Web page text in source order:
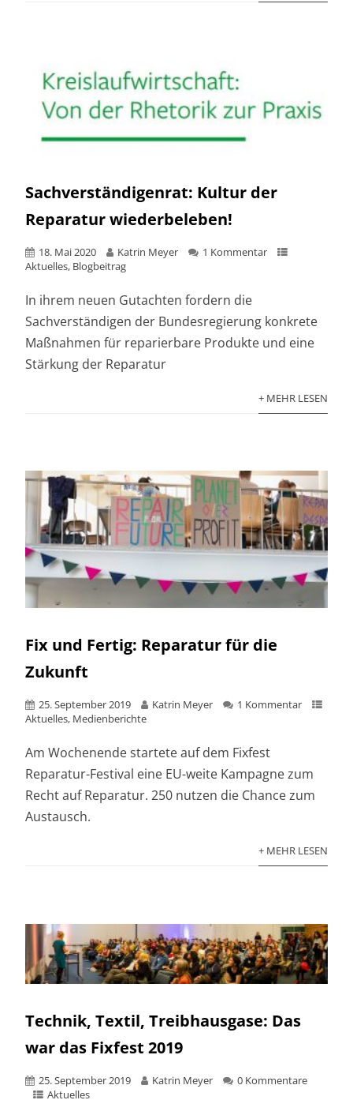
Sachverständigenrat: Kultur der
Reparatur wiederbeleben!
18. Mai 2020 Katrin Meyer
1 Kommentar
Aktuelles, Blogbeitrag
In ihrem neuen Gutachten fordern die
Sachverständigen der Bundesregierung konkrete
Maßnahmen für reparierbare Produkte und eine
Stärkung der Reparatur
+ MEHR LESEN
Fix und Fertig: Reparatur für die
Zukunft
25. September 2019 Katrin Meyer
1 Kommentar
Aktuelles, Medienberichte
Am Wochenende startete auf dem Fixfest
Reparatur-Festival eine EU-weite Kampagne zum
Recht auf Reparatur. 250 nutzen die Chance zum
Austausch.
+ MEHR LESEN
Technik, Textil, Treibhausgase: Das
war das Fixfest 2019
25. September 2019 Katrin Meyer
0 Kommentare
Aktuelles